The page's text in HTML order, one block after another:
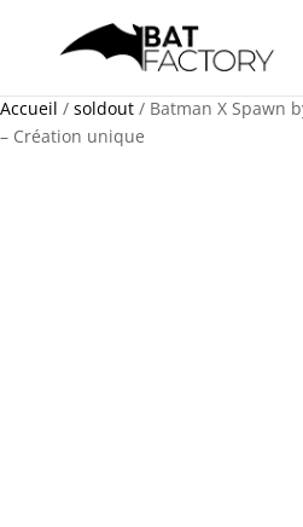
Accueil / soldout / Batman X Spawn
– Création unique